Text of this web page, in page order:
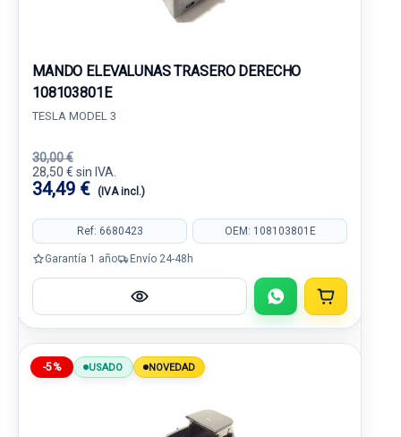
MANDO ELEVALUNAS TRASERO DERECHO
108103801E
TESLA MODEL 3
30,00 €
28,50 € sin IVA.
34,49 € (IVA incl.)
Ref: 6680423 OEM: 108103801E
Garantía 1 año Envío 24-48h
-5% USADO NOVEDAD